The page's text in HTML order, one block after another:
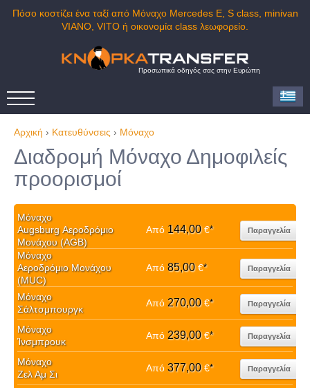
Πόσο κοστίζει ένα ταξί από Μόναχο Mercedes E, S class, minivan
VIANO, VITO ή οικονομία class λεωφορείο.
Προσωπικά οδηγός σας στην Ευρώπη
Αρχική › Κατευθύνσεις › Μόναχο
Διαδρομή Μόναχο Δημοφιλείς
προορισμοί
Μόναχο
Augsburg Αεροδρόμιο
Μονάχου (AGB)
Από 144,00€* Παραγγελία
Μόναχο
Αεροδρόμιο Μονάχου
(MUC)
Από 85,00€* Παραγγελία
Μόναχο
Σάλτσμπουργκ
Από 270,00€* Παραγγελία
Μόναχο
Ίνσμπρουκ
Από 239,00€* Παραγγελία
Μόναχο
Ζελ Αμ Σι
Από 377,00€* Παραγγελία